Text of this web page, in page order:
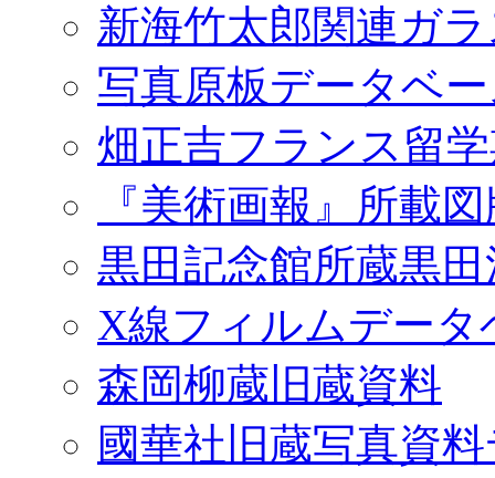
新海竹太郎関連ガ
写真原板データベ
畑正吉フランス留
『美術画報』所載
黒田記念館所蔵黒
X線フィルムデータ
森岡柳蔵旧蔵資料
國華社旧蔵写真資